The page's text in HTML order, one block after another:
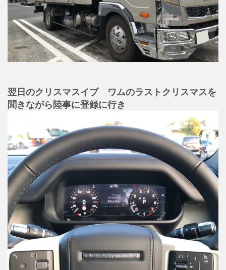
翌日のクリスマスイブ ワムのラストクリスマスを
聞きながら陸事に登録に行き